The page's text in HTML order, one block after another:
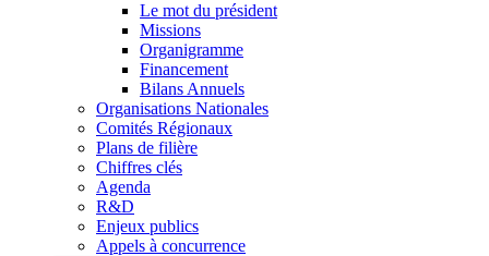
Le mot du président
Missions
Organigramme
Financement
Bilans Annuels
Organisations Nationales
Comités Régionaux
Plans de filière
Chiffres clés
Agenda
R&D
Enjeux publics
Appels à concurrence